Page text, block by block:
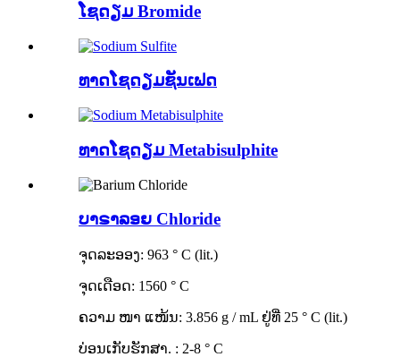
ໂຊດຽມ Bromide
ທາດໂຊດຽມຊັນເຟດ
ທາດໂຊດຽມ Metabisulphite
ບາຣາລອຍ Chloride
ຈຸດລະອອງ: 963 ° C (lit.)
ຈຸດເດືອດ: 1560 ° C
ຄວາມ ໜາ ແໜ້ນ: 3.856 g / mL ຢູ່ທີ່ 25 ° C (lit.)
ບ່ອນເກັບຮັກສາ. : 2-8 ° C